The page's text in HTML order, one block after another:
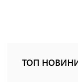
ТОП